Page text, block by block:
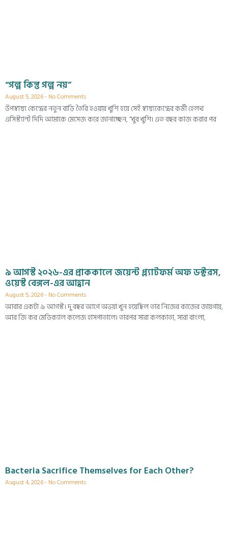
“গল্প কিন্তু গল্প নয়”
August 5, 2026 No Comments
উপস্বাস্থ্য কেন্দ্রের নতুন বাড়ি তৈরি হওয়ায় খুশি হয়ে সেই স্বাস্থ্যকেন্দ্রের কর্মী হেলথ
এসিস্ট্যান্ট দিদি আমাকে মেসেজ করে জানাচ্ছেন, “খুব খুশি। এত বছর কাজ করার পর
৯ আগস্ট ২০২৬-এর প্রাককালে জয়েন্ট প্ল্যাটফর্ম অফ ডক্টরস,
ওয়েস্ট বেঙ্গল-এর আহ্বান
August 5, 2026 No Comments
আবার একটা ৯ আগস্ট। দু বছর আগে অভয়া খুন হয়েছিল তার নিজের কাজের জায়গায়,
আর জি কর মেডিক্যাল কলেজ হাসপাতালে। তারপর সারা কলকাতা, সারা বাংলা,
Bacteria Sacrifice Themselves for Each Other?
August 4, 2026 No Comments